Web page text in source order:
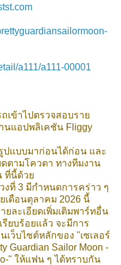
a111/a111-00001
เข้าไปตรวจสอบราย
นแอปพลิเคชัน Fliggy
ปแบบมาก่อนได้ก่อน และ
ตามโควตา ทางทีมงาน
ที่นี้ด้วย
งที่ 3 มีกำหนดการคร่าว ๆ
เดือนตุลาคม 2026 นี้
ยละเอียดเพิ่มเติมพาร์ทอื่น
ยบร้อยแล้ว จะมีการ
เว็บไซต์หลักของ "เซเลอร์
Guardian Sailor Moon -
" ให้แฟน ๆ ได้ทราบกัน